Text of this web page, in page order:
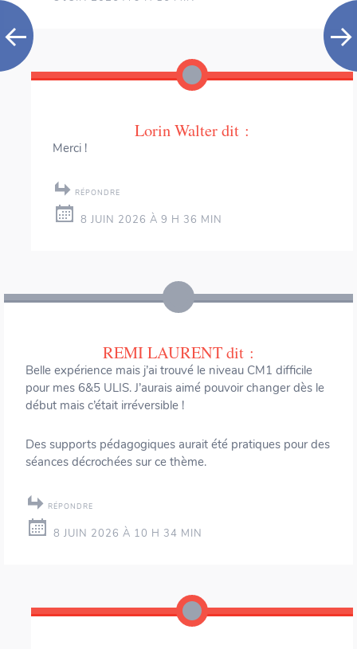
Lorin Walterdit :
Merci !
RÉPONDRE
8 JUIN 2026 À 9 H 36 MIN
REMI LAURENTdit :
Belle expérience mais j’ai trouvé le niveau CM1 difficile
pour mes 6&5 ULIS. J’aurais aimé pouvoir changer dès le
début mais c’était irréversible !
Des supports pédagogiques aurait été pratiques pour des
séances décrochées sur ce thème.
RÉPONDRE
8 JUIN 2026 À 10 H 34 MIN